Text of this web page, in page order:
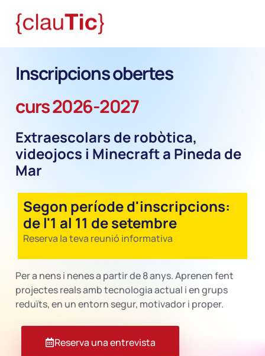
Inscripcions obertes
curs 2026-2027
Extraescolars de robòtica,
videojocs i Minecraft a Pineda de
Mar
Segon període d'inscripcions:
de l'1 al 11 de setembre
Reserva la teva reunió informativa
Per a nens i nenes a partir de 8 anys. Aprenen fent
projectes reals amb tecnologia actual i en grups
reduïts, en un entorn segur, motivador i proper.
Reserva una entrevista